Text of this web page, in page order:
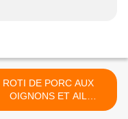
ROTI DE PORC AUX
OIGNONS ET AIL
CONFITS >